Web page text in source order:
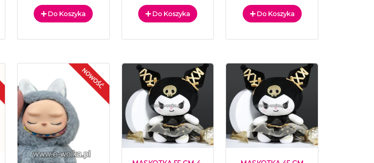
Do Koszyka Do Koszyka Do Koszyka